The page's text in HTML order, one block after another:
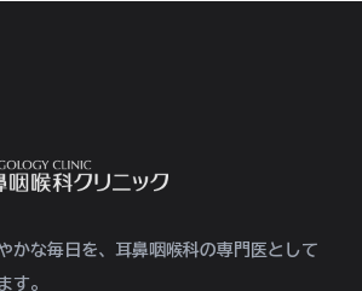
かな毎日を、耳鼻咽喉科の専門医として
す。